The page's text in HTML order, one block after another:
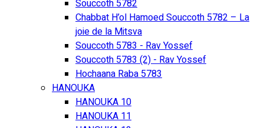
Souccoth 5782
Chabbat H’ol Hamoed Souccoth 5782 – La
joie de la Mitsva
Souccoth 5783 - Rav Yossef
Souccoth 5783 (2) - Rav Yossef
Hochaana Raba 5783
HANOUKA
HANOUKA 10
HANOUKA 11